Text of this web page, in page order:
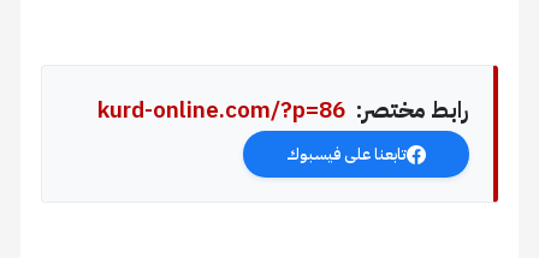
رابط مختصر: kurd-online.com/?p=86
تابعنا على فيسبوك